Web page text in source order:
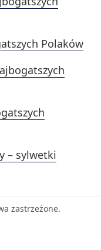
Polaków
– sylwetki
zastrzeżone.